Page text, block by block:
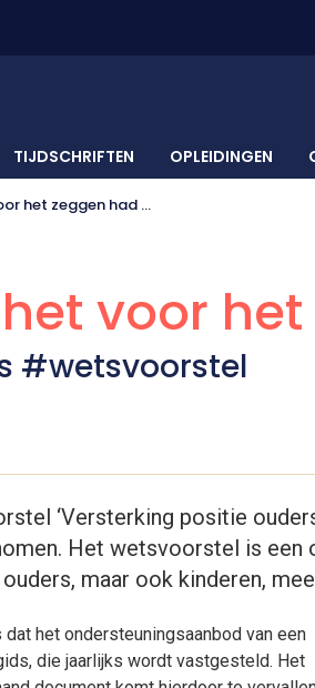
TIJDSCHRIFTEN OPLEIDINGEN
het zeggen had ...
voor
#wetsvoorstel
‘Versterking positie
Het wetsvoorstel is een
maar ook kinderen,
het ondersteuningsaanbod van een
die jaarlijks wordt vastgesteld. Het